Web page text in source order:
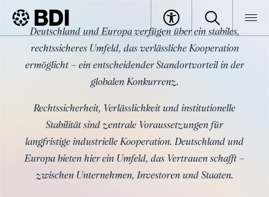
Specials Perspektiven BDI Verlässlichkeit
Verlässlichkeit – Deutschland und
Europa haben einen
entscheidenden Standortvorteil
Deutschland und Europa verfügen über ein stabiles,
rechtssicheres Umfeld, das verlässliche Kooperation
ermöglicht – ein entscheidender Standortvorteil in der
globalen Konkurrenz.
Rechtssicherheit, Verlässlichkeit und institutionelle
Stabilität sind zentrale Voraussetzungen für
langfristige industrielle Kooperation. Deutschland und
Europa bieten hier ein Umfeld, das Vertrauen schafft –
zwischen Unternehmen, Investoren und Staaten.